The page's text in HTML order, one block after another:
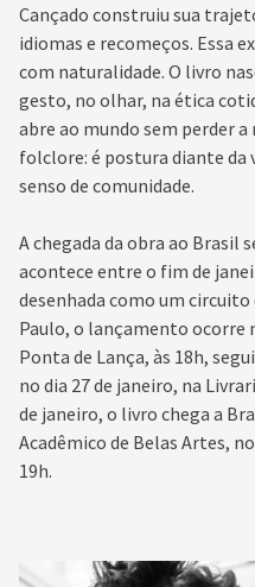
Cançado construiu sua
idiomas e recomeços. Essa
com naturalidade. O livro
gesto, no olhar, na ética
abre ao mundo sem perder a
folclore: é postura diante da
senso de comunidade.
A chegada da obra ao Brasil
acontece entre o fim de
desenhada como um circuito
Paulo, o lançamento ocorre
Ponta de Lança, às 18h,
no dia 27 de janeiro, na
de janeiro, o livro chega a
Acadêmico de Belas Artes,
19h.